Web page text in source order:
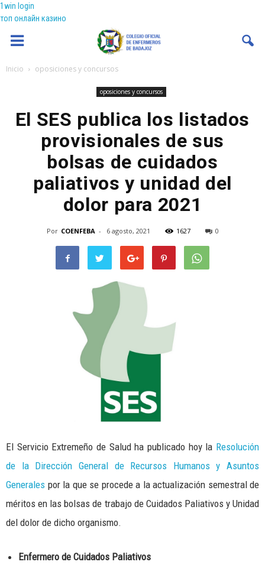
1win login
топ онлайн казино
Coenfeba
Inicio oposiciones y concursos
oposiciones y concursos
El SES publica los listados
provisionales de sus
bolsas de cuidados
paliativos y unidad del
dolor para 2021
Por COENFEBA - 6 agosto, 2021 1627 0
El Servicio Extremeño de Salud ha publicado hoy la Resolución
de la Dirección General de Recursos Humanos y Asuntos
Generales por la que se procede a la actualización semestral de
méritos en las bolsas de trabajo de Cuidados Paliativos y Unidad
del dolor de dicho organismo.
Enfermero de Cuidados Paliativos